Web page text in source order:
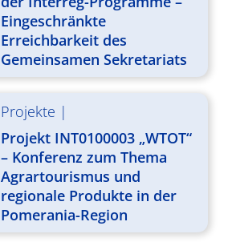
i
g
t
i
o
Eingeschränkte
Erreichbarkeit des
Gemeinsamen Sekretariats
Projekte |
Projekt INT0100003 „WTOT“
– Konferenz zum Thema
Agrartourismus und
regionale Produkte in der
Pomerania-Region